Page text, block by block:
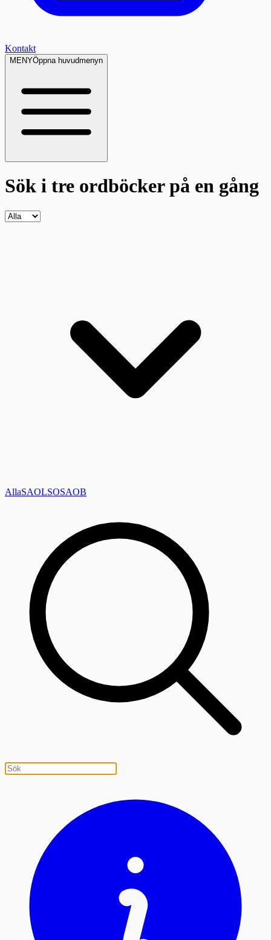
Kontakt
MENYÖppna huvudmenyn
Sök i tre ordböckerpå en gång
AllaSAOLSOSAOB